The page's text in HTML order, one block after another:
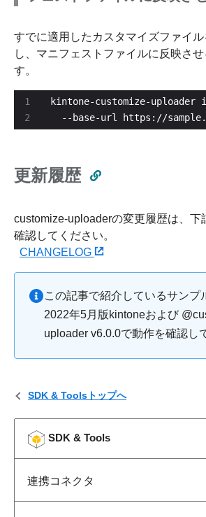
SDK & Toolsトップへ
SDK & Tools
連携コネクタ
すでに適用したカスタマイズファイ
し、マニフェストファイルに反映さ
す。
1
kintone-customize-
--base-url https://
更新履歴
customize-uploaderの変更履歴は、下
確認してください。
CHANGELOG
この記事で紹介しているサンプ
2022年5月版kintoneおよび
uploader v6.0.0で動作を確認し